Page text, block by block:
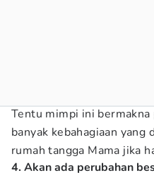
Tentu mimpi ini
banyak kebahagiaan yang
rumah tangga Mama jika
4. Akan ada perubahan